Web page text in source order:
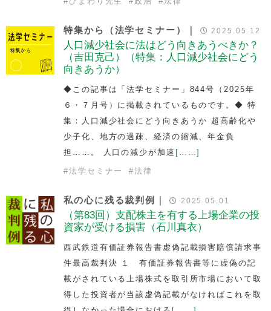
特集から（法学セミナー）｜ 2025.05.12
人口減少社会に法はどう向きあうべきか？
（吉田克己）（特集：人口減少社会にどう
向きあうか）
◆この記事は「法学セミナー」844号（2025年
６・７月号）に掲載されているものです。◆ 特
集：人口減少社会にどう向きあうか 超高齢化や
少子化、地方の過疎、経済の縮減、年金負
担……。 人口の減少が加速 [……]
#法学セミナー #法律
私の心に残る裁判例｜ 2025.05.01
（第83回）支配株主を有する上場企業の投
資家が受ける損害（石川真衣）
西武鉄道有価証券報告書虚偽記載損害賠償請求事
件最高裁判決 １ 有価証券報告書等に虚偽の記
載がされている上場株式を取引所市場において取
得した投資者が当該虚偽記載がなければこれを取